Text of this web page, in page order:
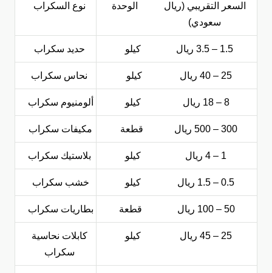
السعر التقريبي (ريال
سعودي)
الوحدة نوع السكراب
1.5 – 3.5 ريال كيلو حديد سكراب
25 – 40 ريال كيلو نحاس سكراب
8 – 18 ريال كيلو ألومنيوم سكراب
300 – 500 ريال قطعة مكيفات سكراب
1 – 4 ريال كيلو بلاستيك سكراب
0.5 – 1.5 ريال كيلو خشب سكراب
50 – 100 ريال قطعة بطاريات سكراب
25 – 45 ريال كيلو
كابلات نحاسية
سكراب